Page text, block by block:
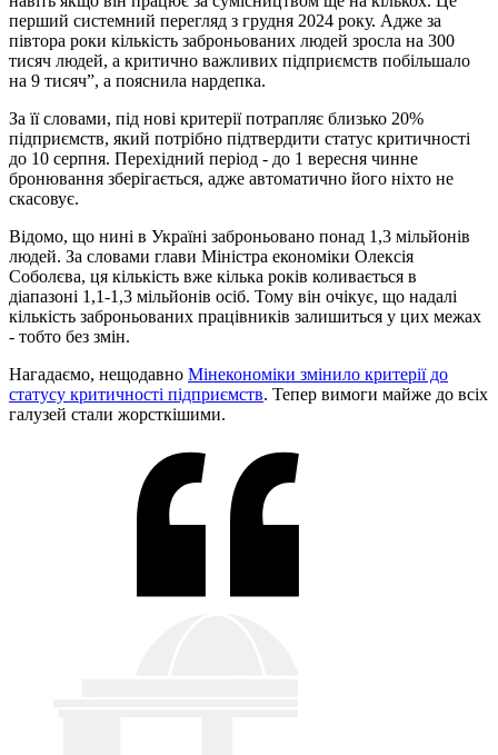
перший системний перегляд з грудня 2024 року. Адже за
півтора роки кількість заброньованих людей зросла на 300
тисяч людей, а критично важливих підприємств побільшало
на 9 тисяч”, a пояснила нардепка.
За її словами, під нові критерії потрапляє близько 20%
підприємств, який потрібно підтвердити статус критичності
до 10 серпня. Перехідний період - до 1 вересня чинне
бронювання зберігається, адже автоматично його ніхто не
скасовує.
Відомо, що нині в Україні заброньовано понад 1,3 мільйонів
людей. За словами глави Міністра економіки Олексія
Соболєва, ця кількість вже кілька років коливається в
діапазоні 1,1-1,3 мільйонів осіб. Тому він очікує, що надалі
кількість заброньованих працівників залишиться у цих межах
- тобто без змін.
Нагадаємо, нещодавно Мінекономіки змінило критерії до
статусу критичності підприємств. Тепер вимоги майже до всіх
галузей стали жорсткішими.